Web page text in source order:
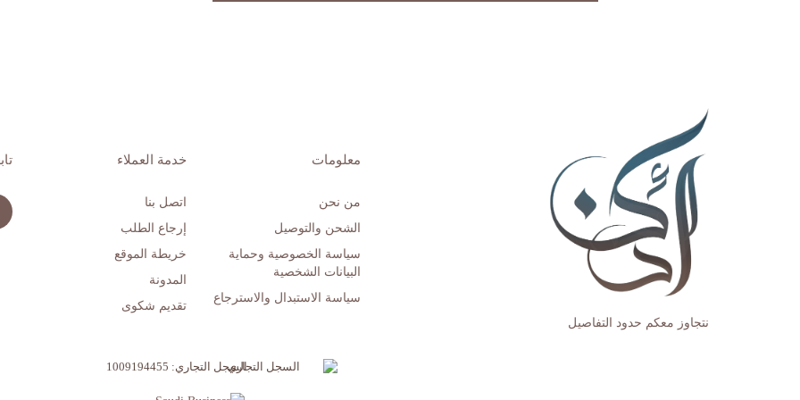
نتجاوز معكم حدود التفاصيل
معلومات
من نحن
الشحن والتوصيل
سياسة الخصوصية وحماية
البيانات الشخصية
سياسة الاستبدال والاسترجاع
خدمة العملاء
اتصل بنا
إرجاع الطلب
خريطة الموقع
المدونة
تقديم شكوى
السجل التجاري: 1009194455